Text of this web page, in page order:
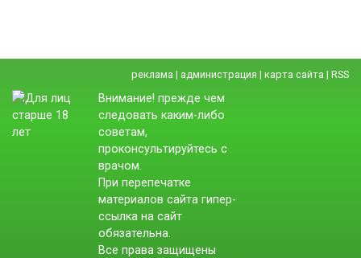
реклама | администрация | карта сайта | RSS
Внимание! прежде чем
следовать каким-либо
советам,
проконсультируйтесь с
врачом.
При перепечатке
материалов сайта гипер-
ссылка на сайт
обязательна.
Все права защищены